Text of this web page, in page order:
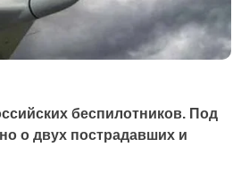
беспилотников. Под
о двух пострадавших и